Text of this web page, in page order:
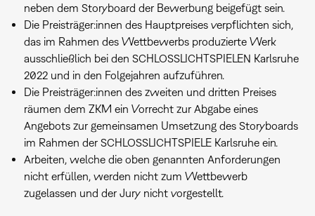
neben dem Storyboard der Bewerbung beigefügt sein.
Die Preisträger:innen des Hauptpreises verpflichten sich,
das im Rahmen des Wettbewerbs produzierte Werk
ausschließlich bei den SCHLOSSLICHTSPIELEN Karlsruhe
2022 und in den Folgejahren aufzuführen.
Die Preisträger:innen des zweiten und dritten Preises
räumen dem ZKM ein Vorrecht zur Abgabe eines
Angebots zur gemeinsamen Umsetzung des Storyboards
im Rahmen der SCHLOSSLICHTSPIELE Karlsruhe ein.
Arbeiten, welche die oben genannten Anforderungen
nicht erfüllen, werden nicht zum Wettbewerb
zugelassen und der Jury nicht vorgestellt.